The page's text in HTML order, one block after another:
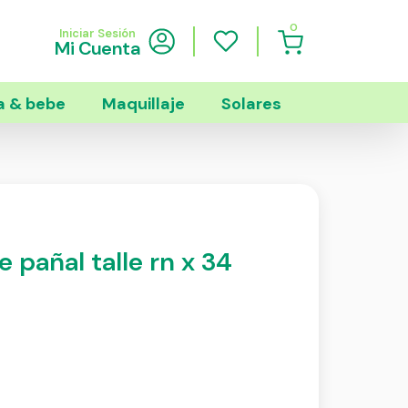
Iniciar Sesión
Mi Cuenta
0
& bebe Maquillaje Solares
pañal talle rn x 34